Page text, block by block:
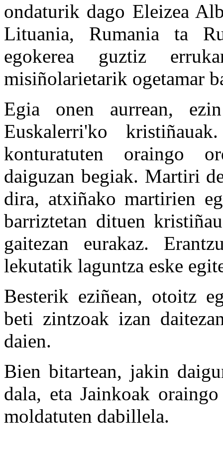
ondaturik dago Eleizea
Lituania, Rumania ta
egokerea guztiz
misiñolarietarik ogetamar
Egia onen aurrean,
Euskalerri'ko
konturatuten oraingo
daiguzan begiak. Martiri
dira, atxiñako martirien
barriztetan dituen
gaitezan eurakaz.
lekutatik laguntza eske
Besterik eziñean, otoitz
beti zintzoak izan
daien.
Bien bitartean, jakin
dala, eta Jainkoak
moldatuten dabillela.